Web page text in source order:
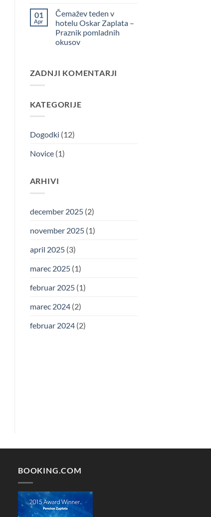
na
EKSOTIČNO
KULINARIČNO
DOŽIVETJE
VEČER,
VSE
01
Apr
Čemažev teden v
hotelu Oskar Zaplata –
Praznik pomladnih
okusov
Čemažev
teden
Zaplata
okusov
ZADNJI KOMENTARJI
KATEGORIJE
Dogodki (12)
Novice(1)
ARHIVI
december 2025(2)
november 2025(1)
april 2025(3)
marec 2025(1)
februar 2025(1)
marec 2024(2)
februar 2024(2)
BOOKING.COM